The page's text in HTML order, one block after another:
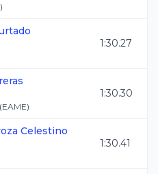
)
1:30.27
(EAME)
1:30.30
Celestino
1:30.41